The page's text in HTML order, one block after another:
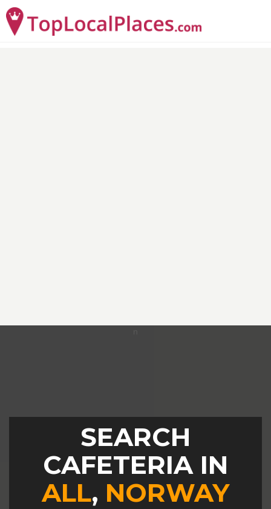
SEARCH
CAFETERIA IN
ALL, NORWAY